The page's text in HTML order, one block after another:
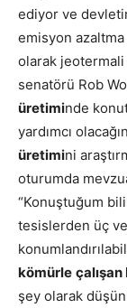
ediyor ve
emisyon
olarak
senatörü Rob
üretiminde
yardımcı
üretimini
oturumda
“Konuştuğum
tesislerden üç
kömürle
şey olarak